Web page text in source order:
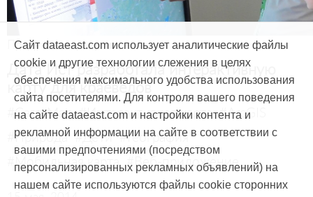
Продукты и услуги
Дата Ист разработала интерактивную
карту для краеведов
#CarryMap #Интерактивная карта #ArcGIS
#Природа #Дети #География
#Мобильная карта #Веб-приложение
Сайт dataeast.com использует аналитические файлы
cookie и другие технологии слежения в целях
обеспечения максимального удобства использования
сайта посетителями. Для контроля вашего поведения
на сайте dataeast.com и настройки контента и
рекламной информации на сайте в соответствии с
вашими предпочтениями (посредством
персонализированных рекламных объявлений) на
нашем сайте используются файлы cookie сторонних